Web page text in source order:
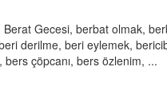
Gecesi, berbat olmak,
derilme, beri eylemek,
çöpcanı, bers özlenim, ...